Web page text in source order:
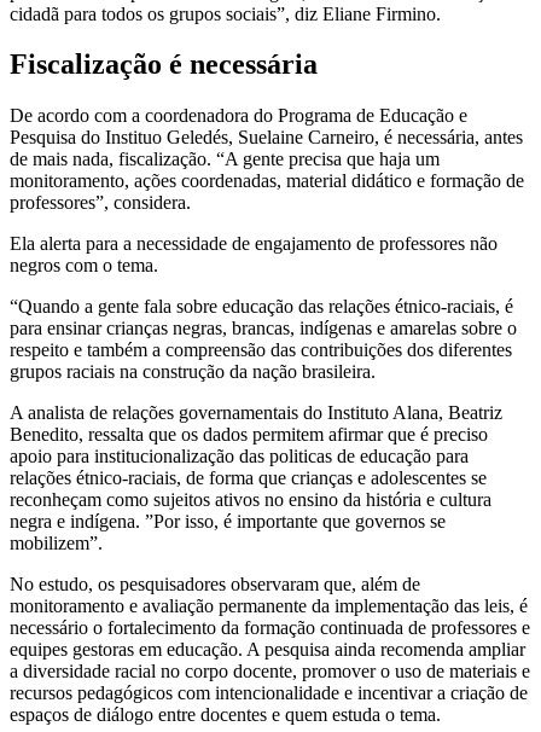
cidadã para todos os grupos sociais”, diz Eliane Firmino.
Fiscalização é necessária
De acordo com a coordenadora do Programa de Educação e
Pesquisa do Instituo Geledés, Suelaine Carneiro, é necessária, antes
de mais nada, fiscalização. “A gente precisa que haja um
monitoramento, ações coordenadas, material didático e formação de
professores”, considera.
Ela alerta para a necessidade de engajamento de professores não
negros com o tema.
“Quando a gente fala sobre educação das relações étnico-raciais, é
para ensinar crianças negras, brancas, indígenas e amarelas sobre o
respeito e também a compreensão das contribuições dos diferentes
grupos raciais na construção da nação brasileira.
A analista de relações governamentais do Instituto Alana, Beatriz
Benedito, ressalta que os dados permitem afirmar que é preciso
apoio para institucionalização das politicas de educação para
relações étnico-raciais, de forma que crianças e adolescentes se
reconheçam como sujeitos ativos no ensino da história e cultura
negra e indígena. ”Por isso, é importante que governos se
mobilizem”.
No estudo, os pesquisadores observaram que, além de
monitoramento e avaliação permanente da implementação das leis, é
necessário o fortalecimento da formação continuada de professores e
equipes gestoras em educação. A pesquisa ainda recomenda ampliar
a diversidade racial no corpo docente, promover o uso de materiais e
recursos pedagógicos com intencionalidade e incentivar a criação de
espaços de diálogo entre docentes e quem estuda o tema.